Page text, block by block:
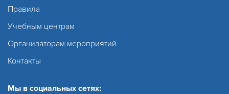
Правила
Учебным центрам
Организаторам мероприятий
Контакты
Мы в социальных сетях: